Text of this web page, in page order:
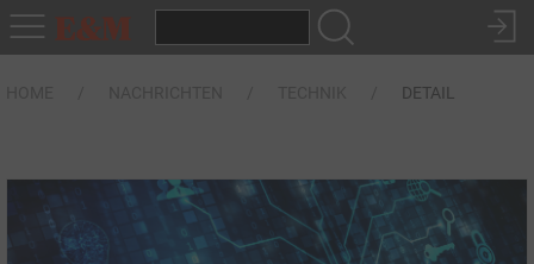
DETAIL